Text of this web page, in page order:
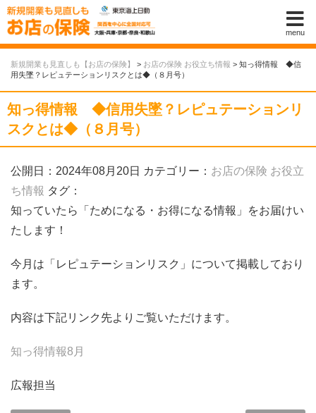
menu
新規開業も見直しも【お店の保険】 > お店の保険 お役立ち情報 > 知っ得情報 ◆信
用失墜？レピュテーションリスクとは◆（８月号）
知っ得情報 ◆信用失墜？レピュテーションリ
スクとは◆（８月号）
公開日：2024年08月20日 カテゴリー： お店の保険 お役立
ち情報 タグ：
知っていたら「ためになる・お得になる情報」をお届けい
たします！
今月は「レピュテーションリスク」について掲載しており
ます。
内容は下記リンク先よりご覧いただけます。
知っ得情報8月
広報担当